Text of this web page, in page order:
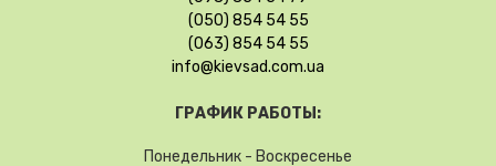
(050) 854 54 55
(063) 854 54 55
info@kievsad.com.ua
ГРАФИК РАБОТЫ:
Понедельник - Воскресенье